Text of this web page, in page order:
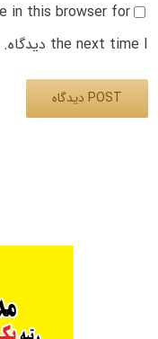
in this browser for
the next time I دیدگاه.